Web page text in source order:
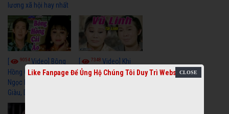
lương xã hội hay nhất
9054Video] Bông
Hồng Cài Áo - Vũ Linh,
Ngọc Huyền, Ngọc
Giàu, Diệp Lang
7348Video] Khi
Hoa Trà Nở - Vũ Linh,
Like Fanpage Để Ủng Hộ Chúng Tôi Duy Trì Website